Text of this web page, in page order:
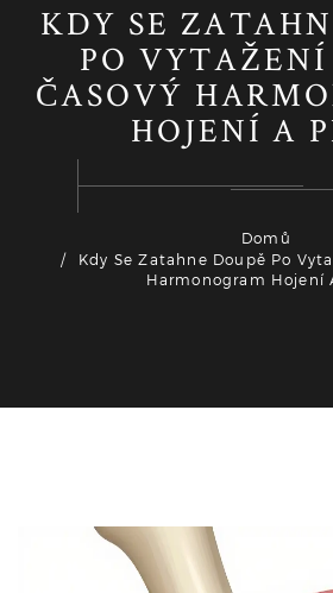
KDY SE
PO VYTAŽENÍ
ČASOVÝ
HOJENÍ A
Domů
Kdy Se Zatahne Doupě Po
Harmonogram Hojení
Zdraví a péče o zuby